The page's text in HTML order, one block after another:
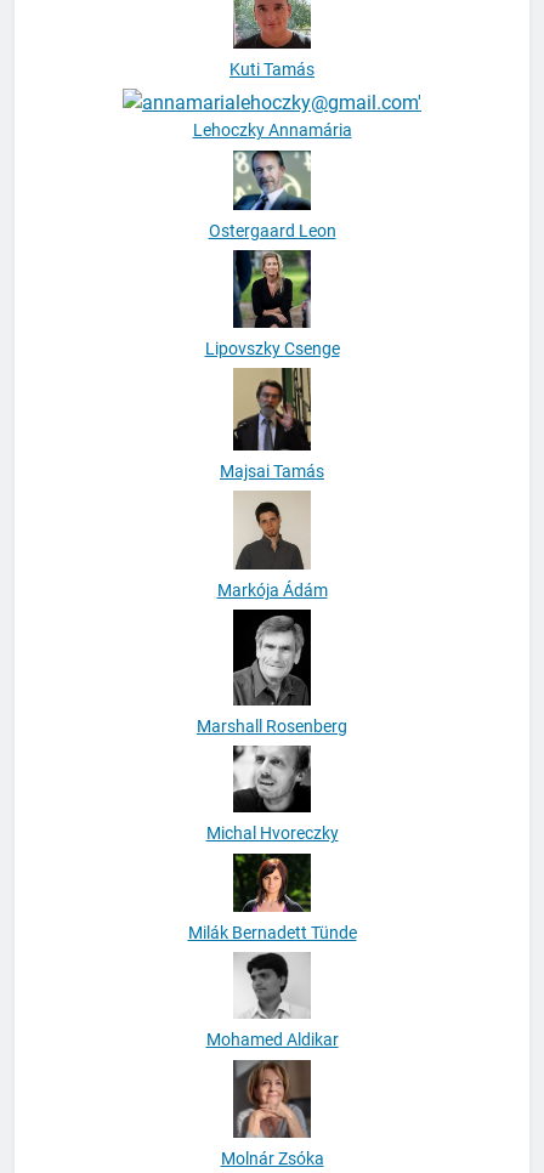
Kuti Tamás
Lehoczky Annamária
Ostergaard Leon
Lipovszky Csenge
Majsai Tamás
Markója Ádám
Marshall Rosenberg
Michal Hvoreczky
Milák Bernadett Tünde
Mohamed Aldikar
Molnár Zsóka